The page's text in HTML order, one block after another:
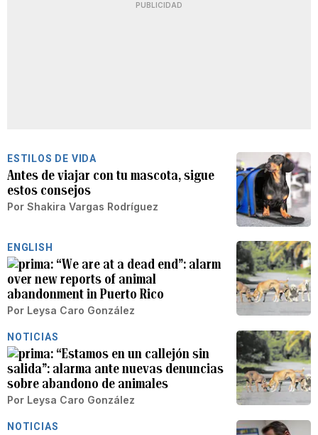
PUBLICIDAD
ESTILOS DE VIDA
Antes de viajar con tu mascota, sigue
estos consejos
Por Shakira Vargas Rodríguez
ENGLISH
“We are at a dead end”: alarm
over new reports of animal
abandonment in Puerto Rico
Por Leysa Caro González
NOTICIAS
“Estamos en un callejón sin
salida”: alarma ante nuevas denuncias
sobre abandono de animales
Por Leysa Caro González
NOTICIAS